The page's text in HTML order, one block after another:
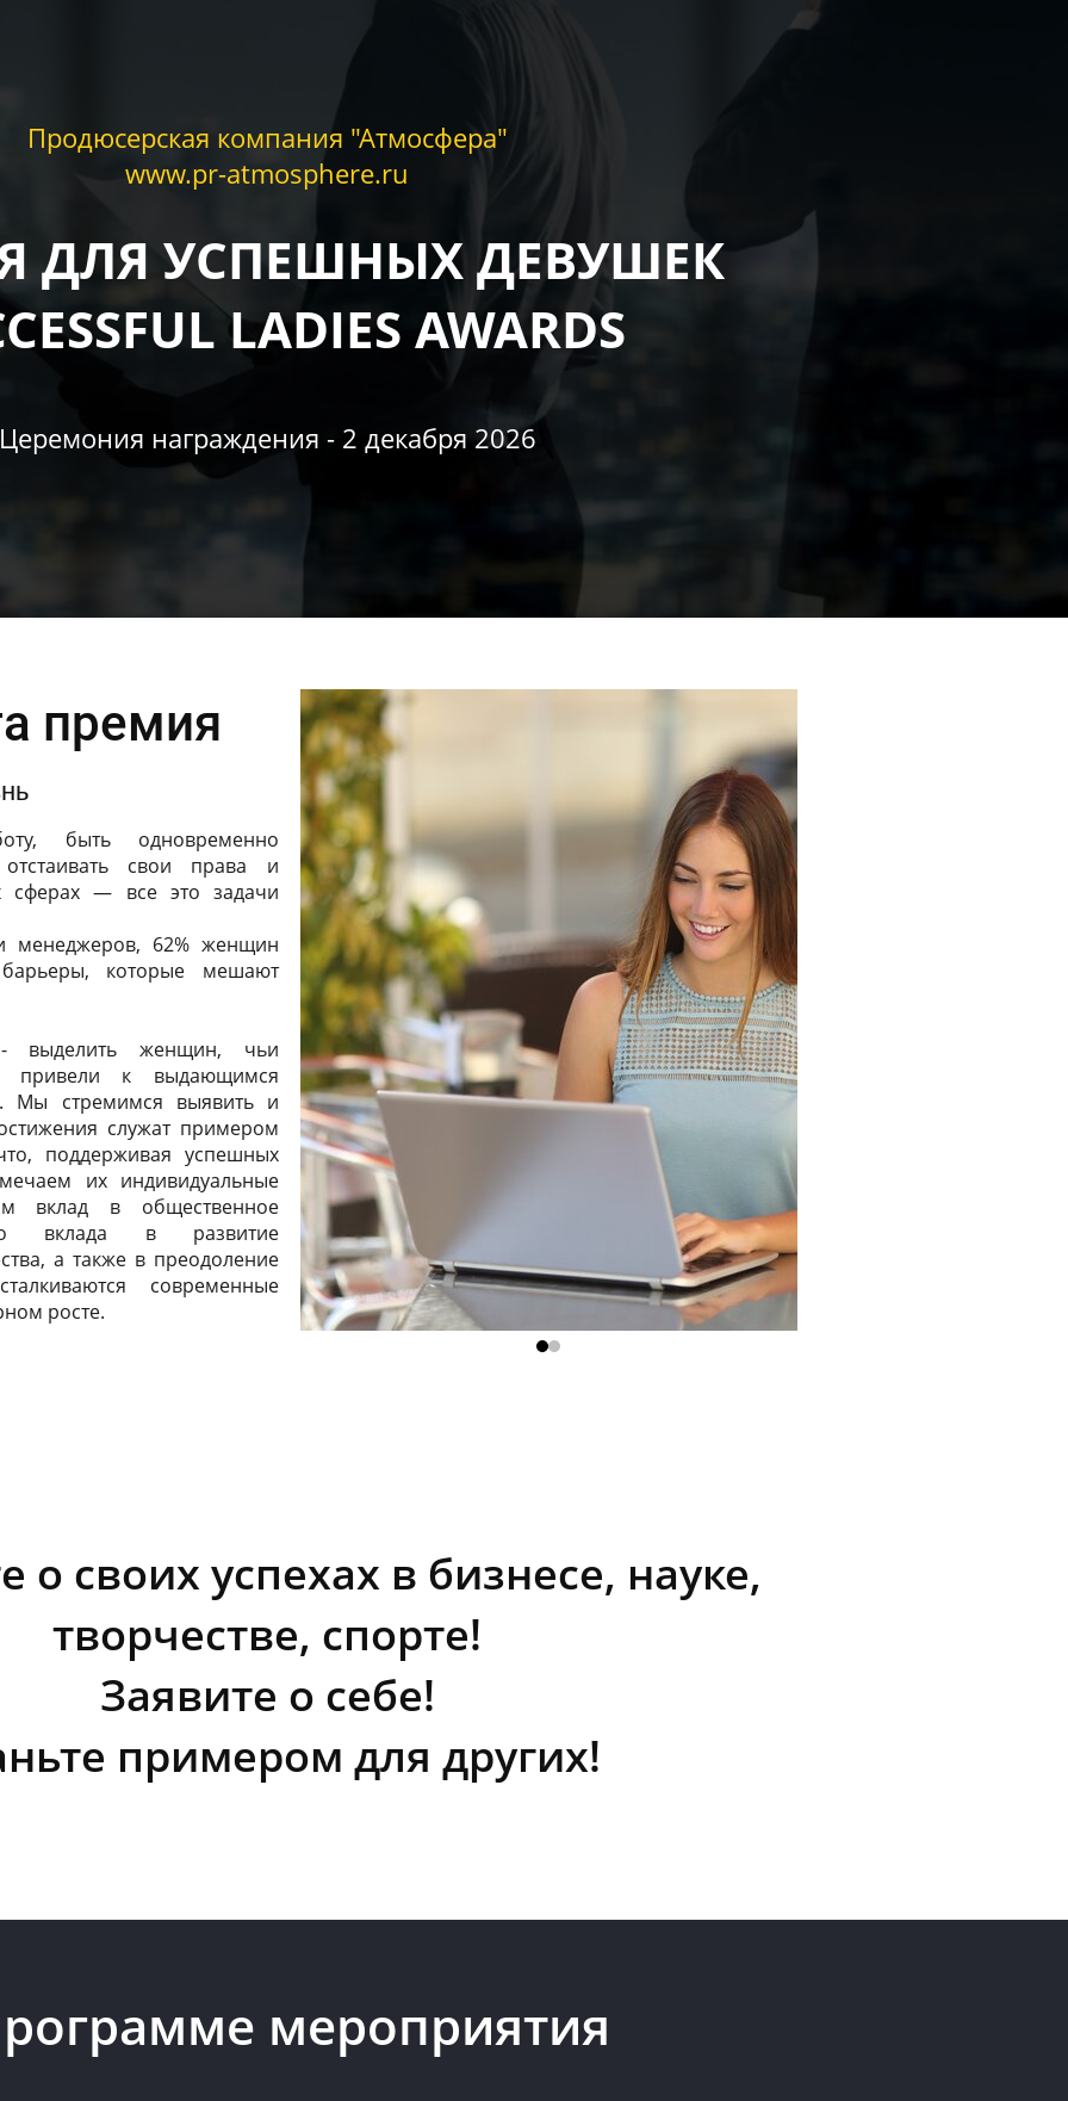
Продюсерская компания "Атмосфера"
www.pr-atmosphere.ru
ДЛЯ УСПЕШНЫХ ДЕВУШЕК
LADIES AWARDS
награждения - 2 декабря 2026
премия
быть одновременно
свои права и
сферах — все это задачи
менеджеров, 62% женщин
которые мешают
выделить женщин, чьи
привели к выдающимся
Мы стремимся выявить и
служат примером
поддерживая успешных
их индивидуальные
вклад в общественное
вклада в развитие
а также в преодоление
современные
росте.
о своих успехах в бизнесе, науке,
творчестве, спорте!
Заявите о себе!
примером для других!
мероприятия